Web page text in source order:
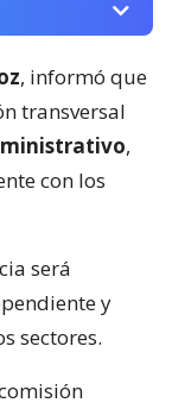
, informó que
transversal
,
con los
será
y
sectores.